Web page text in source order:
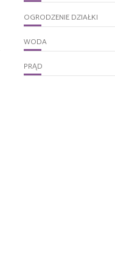
OGRODZENIE DZIAŁKI
WODA
PRĄD